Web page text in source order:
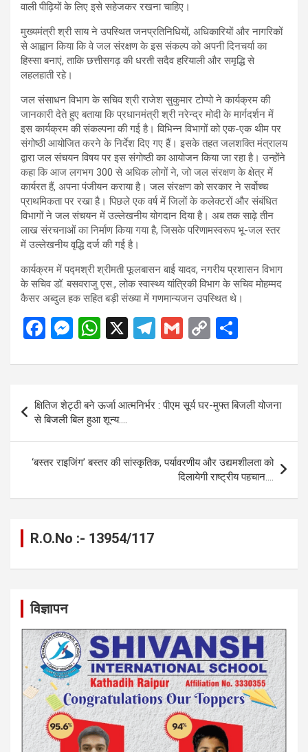
वाली पीढ़ियों के लिए इसे सहेजकर रखना चाहिए।
मुख्यमंत्री श्री साय ने उपस्थित जनप्रतिनिधियों, अधिकारियों और नागरिकों
से आह्वान किया कि वे जल संरक्षण के इस संकल्प को अपनी दिनचर्या का
हिस्सा बनाएं, ताकि छत्तीसगढ़ की धरती सदैव हरियाली और समृद्धि से
लहलहाती रहे।
जल संसाधन विभाग के सचिव श्री राजेश सुकुमार टोप्पो ने कार्यक्रम की
जानकारी देते हुए बताया कि प्रधानमंत्री श्री नरेन्द्र मोदी के मार्गदर्शन में
इस कार्यक्रम की संकल्पना की गई है। विभिन्न विभागों को एक-एक थीम पर
संगोष्ठी आयोजित करने के निर्देश दिए गए हैं। इसके तहत जलशक्ति मंत्रालय
द्वारा जल संचयन विषय पर इस संगोष्ठी का आयोजन किया जा रहा है। उन्होंने
कहा कि आज लगभग 300 से अधिक लोगों ने, जो जल संरक्षण के क्षेत्र में
कार्यरत हैं, अपना पंजीयन कराया है। जल संरक्षण को सरकार ने सर्वोच्च
प्राथमिकता पर रखा है। पिछले एक वर्ष में जिलों के कलेक्टरों और संबंधित
विभागों ने जल संचयन में उल्लेखनीय योगदान दिया है। अब तक साढ़े तीन
लाख संरचनाओं का निर्माण किया गया है, जिसके परिणामस्वरूप भू-जल स्तर
में उल्लेखनीय वृद्धि दर्ज की गई है।
कार्यक्रम में पद्मश्री श्रीमती फूलबासन बाई यादव, नगरीय प्रशासन विभाग
के सचिव डॉ. बसवराजु एस., लोक स्वास्थ्य यांत्रिकी विभाग के सचिव मोहम्मद
कैसर अब्दुल हक सहित बड़ी संख्या में गणमान्यजन उपस्थित थे।
F
ce
b
o
o
k
M
se
n
g
er
W
at
A
p
p
X
T
e
gr
a
m
G
ail
C
py
n
k
ar
Post
navigation
क्षितिज शेट्ठी बने ऊर्जा आत्मनिर्भर : पीएम सूर्य घर-मुफ्त बिजली योजना
से बिजली बिल हुआ शून्य….
‘बस्तर राइजिंग’ बस्तर की सांस्कृतिक, पर्यावरणीय और उद्यमशीलता को
दिलायेगी राष्ट्रीय पहचान….
R.O.No :- 13954/117
विज्ञापन